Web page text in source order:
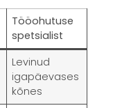
Tööohutuse
spetsialist
Levinud
igapäevases
kõnes